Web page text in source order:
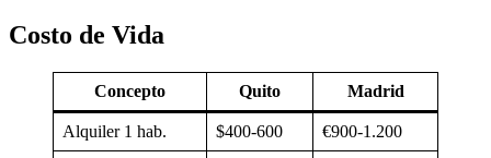
Costo de Vida
Concepto Quito Madrid
Alquiler 1 hab. $400-600 €900-1.200